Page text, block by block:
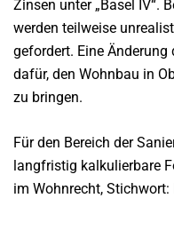
Zinsen unter „Basel IV“.
werden teilweise
gefordert. Eine
dafür, den Wohnbau in
zu bringen.
Für den Bereich der
langfristig kalkulierbare
im Wohnrecht,